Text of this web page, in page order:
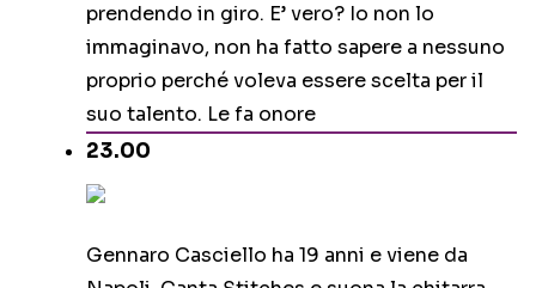
prendendo in giro. E’ vero? Io non lo
immaginavo, non ha fatto sapere a nessuno
proprio perché voleva essere scelta per il
suo talento. Le fa onore
23.00
Gennaro Casciello ha 19 anni e viene da